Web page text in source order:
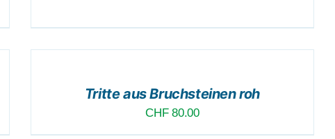
ZUSAMMENSTELLUNG
DETAILS
Tritte aus Bruchsteinen roh
CHF 80.00